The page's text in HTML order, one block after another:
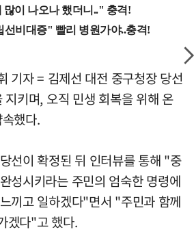
기자 = 김제선 대전 중구청장 당선
키며, 오직 민생 회복을 위해 온
했다.
선이 확정된 뒤 인터뷰를 통해 "중
성시키라는 주민의 엄숙한 명령에
끼고 일하겠다"면서 "주민과 함께
겠다"고 했다.